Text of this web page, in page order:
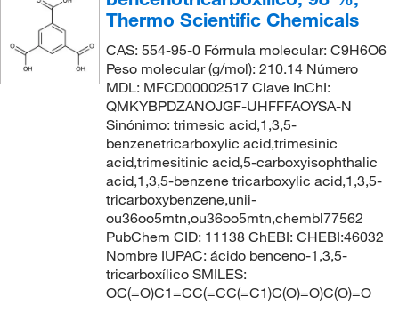
Thermo Scientific Chemicals
CAS: 554-95-0 Fórmula molecular: C9H6O6
Peso molecular (g/mol): 210.14 Número
MDL: MFCD00002517 Clave InChI:
QMKYBPDZANOJGF-UHFFFAOYSA-N
Sinónimo: trimesic acid,1,3,5-
benzenetricarboxylic acid,trimesinic
acid,trimesitinic acid,5-carboxyisophthalic
acid,1,3,5-benzene tricarboxylic acid,1,3,5-
tricarboxybenzene,unii-
ou36oo5mtn,ou36oo5mtn,chembl77562
PubChem CID: 11138 ChEBI: CHEBI:46032
Nombre IUPAC: ácido benceno-1,3,5-
tricarboxílico SMILES:
OC(=O)C1=CC(=CC(=C1)C(O)=O)C(O)=O